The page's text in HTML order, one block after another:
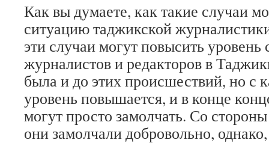
Как вы думаете, как такие случаи
ситуацию таджикской
эти случаи могут повысить
журналистов и редакторов в
была и до этих происшествий, но с
уровень повышается, и в конце
могут просто замолчать. Со стороны
они замолчали добровольно,